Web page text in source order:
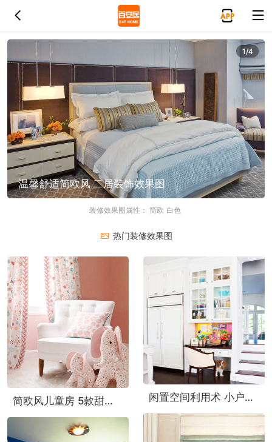
温馨舒适简欧风 二居装饰效果图
1/4
装修效果图属性：简欧 白色
热门装修效果图
简欧风儿童房 5款甜美粉嫩窗帘设计 闲置空间利用术 小户型也有专属工作区